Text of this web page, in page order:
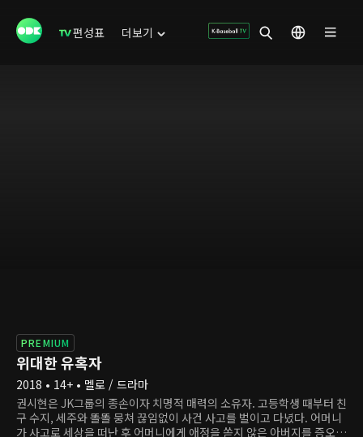
편성표 더보기
PREMIUM
위대한 유혹자
2018 • 14+ • 멜로 / 드라마
권시현은 JK그룹의 종손이자 치명적 매력의 소유자. 고등학생 때부터 친
구 수지, 세주와 똘똘 뭉쳐 끊임없이 사건 사고를 벌이고 다녔다. 어머니
가 사고로 세상을 떠난 후 어머니에게 애정을 쏟지 않은 아버지를 증오한